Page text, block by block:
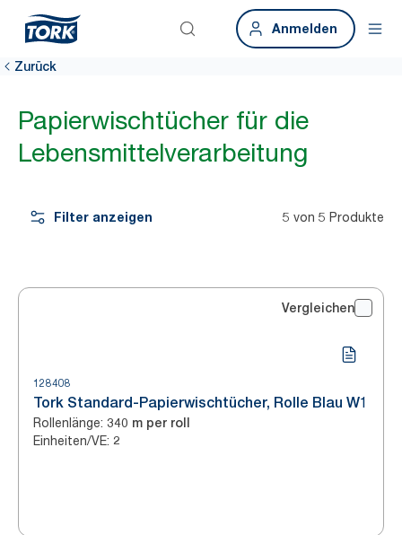
Anmelden
Zurück
Papierwischtücher für die
Lebensmittelverarbeitung
Filter anzeigen 5 von 5 Produkte
Vergleichen
128408
Tork Standard-Papierwischtücher, Rolle Blau W1
Rollenlänge: 340 m per roll
Einheiten/VE: 2